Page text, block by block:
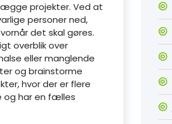
projekter. Ved at
personer ned,
det skal gøres.
overblik over
eller manglende
og brainstorme
hvor der er flere
og har en fælles